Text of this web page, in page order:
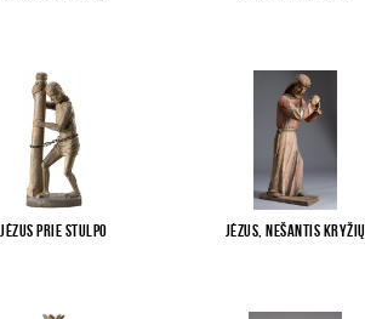
Jėzus prie stulpo Jėzus, nešantis kryžių